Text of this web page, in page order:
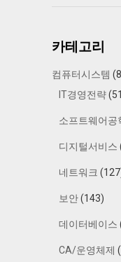
카테고리
컴퓨터시스템
IT경영전략
소프트웨어공
디지털서비스
네트워크
보안(143)
데이터베이스
CA/운영체제